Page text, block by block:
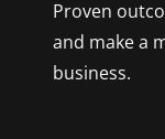
Proven
and make a
business.